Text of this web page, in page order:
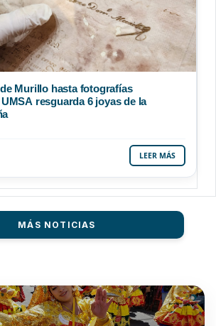
Murillo hasta fotografías
resguarda 6 joyas de la
LEER MÁS
MÁS NOTICIAS